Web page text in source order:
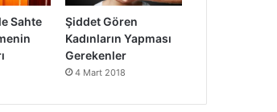
Sahte
Şiddet Gören
Kadınların Yapması
Gerekenler
4 Mart 2018